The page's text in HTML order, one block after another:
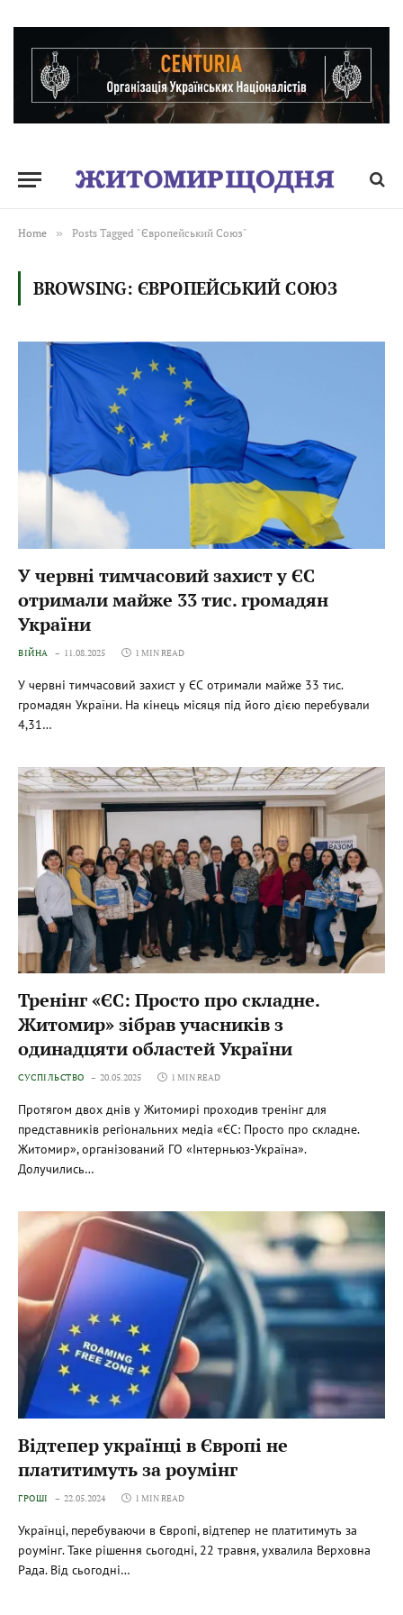
Home » Posts Tagged "Європейський Союз"
BROWSING: ЄВРОПЕЙСЬКИЙ СОЮЗ
У червні тимчасовий захист у ЄС
отримали майже 33 тис. громадян
України
ВІЙНА 11.08.2025 1 MIN READ
У червні тимчасовий захист у ЄС отримали майже 33 тис.
громадян України. На кінець місяця під його дією перебували
4,31…
Тренінг «ЄС: Просто про складне.
Житомир» зібрав учасників з
одинадцяти областей України
СУСПІЛЬСТВО 20.05.2025 1 MIN READ
Протягом двох днів у Житомирі проходив тренінг для
представників регіональних медіа «ЄС: Просто про складне.
Житомир», організований ГО «Інтерньюз-Україна».
Долучились…
Відтепер українці в Європі не
платитимуть за роумінг
ГРОШІ 22.05.2024 1 MIN READ
Українці, перебуваючи в Європі, відтепер не платитимуть за
роумінг. Таке рішення сьогодні, 22 травня, ухвалила Верховна
Рада. Від сьогодні…